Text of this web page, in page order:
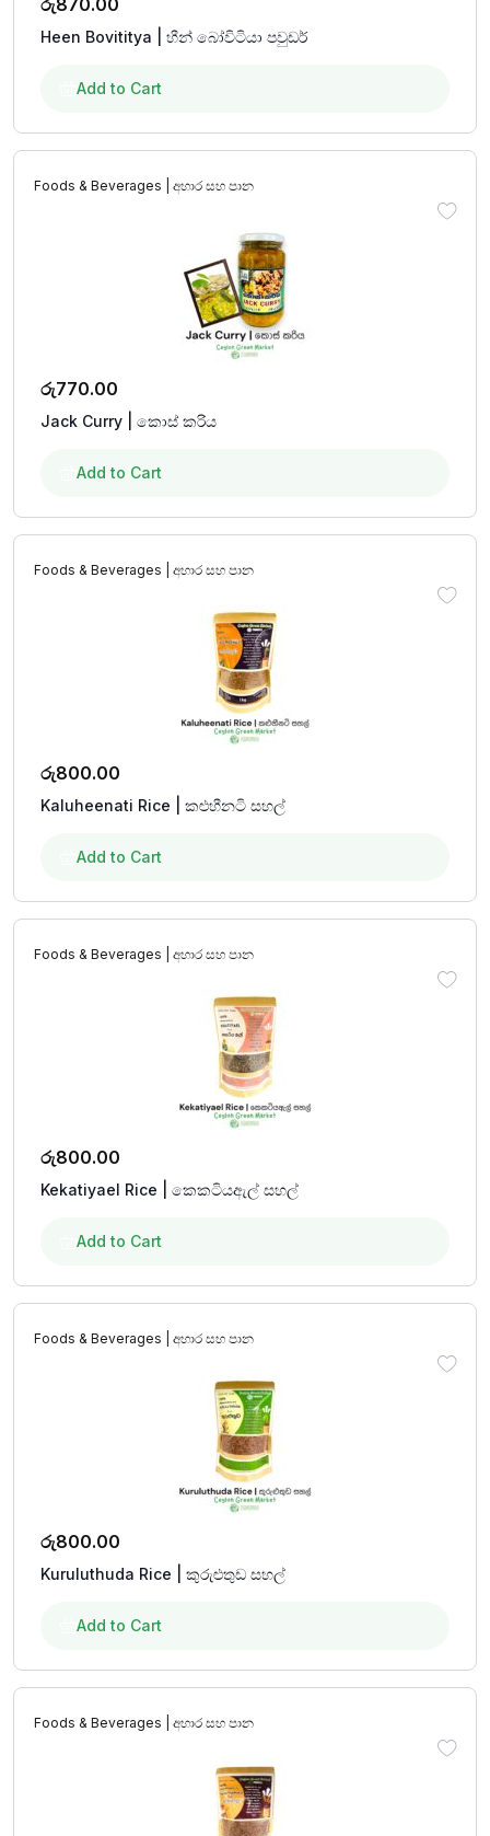
රු870.00
Heen Bovititya | හීන් බෝවිටියා පවුඩර්
Add to Cart
Foods & Beverages | අහාර සහ පාන
රු770.00
Jack Curry | කොස් කරිය
Add to Cart
Foods & Beverages | අහාර සහ පාන
රු800.00
Kaluheenati Rice | කළුහීනටි සහල්
Add to Cart
Foods & Beverages | අහාර සහ පාන
රු800.00
Kekatiyael Rice | කෙකටියඇල් සහල්
Add to Cart
Foods & Beverages | අහාර සහ පාන
රු800.00
Kuruluthuda Rice | කුරුළුතුඩ සහල්
Add to Cart
Foods & Beverages | අහාර සහ පාන